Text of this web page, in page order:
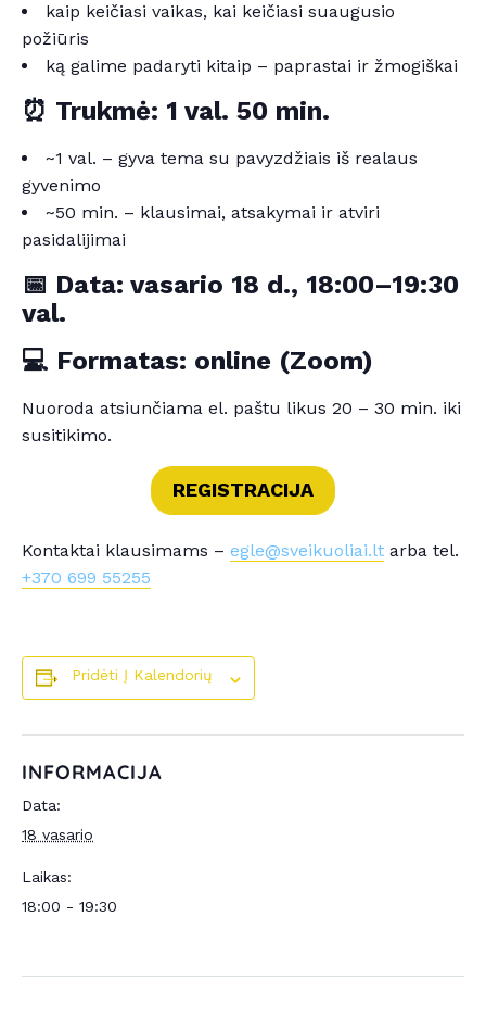
kaip keičiasi vaikas, kai keičiasi suaugusio
požiūris
ką galime padaryti kitaip – paprastai ir žmogiškai
⏰ Trukmė: 1 val. 50 min.
~1 val. – gyva tema su pavyzdžiais iš realaus
gyvenimo
~50 min. – klausimai, atsakymai ir atviri
pasidalijimai
📅 Data: vasario 18 d., 18:00–19:30
val.
💻 Formatas: online (Zoom)
Nuoroda atsiunčiama el. paštu likus 20 – 30 min. iki
susitikimo.
REGISTRACIJA
Kontaktai klausimams – egle@sveikuoliai.lt arba tel.
+370 699 55255
Pridėti Į Kalendorių
INFORMACIJA
Data:
18 vasario
Laikas:
18:00 - 19:30